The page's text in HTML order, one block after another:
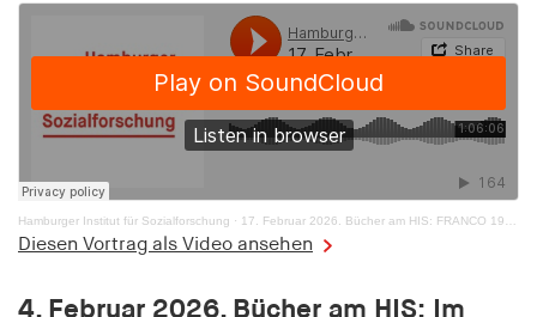
Hamburger Institut für Sozialforschung · 17. Februar 2026. Bücher am HIS: FRANCO 1936-1975
Diesen Vortrag als Video ansehen
4. Februar 2026. Bücher am HIS: Im
Stores a unique user ID thaIs used to track user
behaviour and display personalised
advertisements
Cookie duration:
1 year
i
Provider: